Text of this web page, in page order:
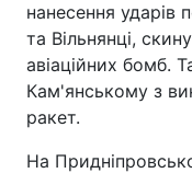
нанесення ударів
та Вільнянці,
авіаційних бомб.
Кам'янському з
ракет.
На